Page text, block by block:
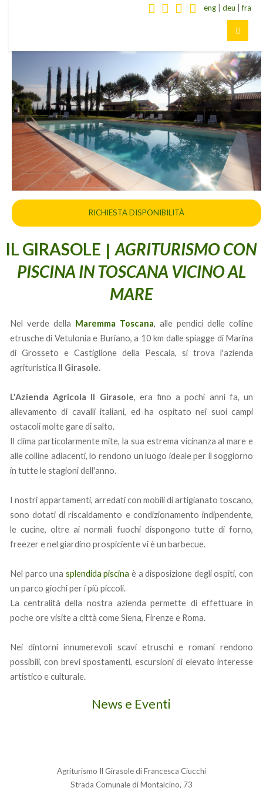
RICHIESTA DISPONIBILITÀ
eng deu |fra
IL GIRASOLE |AGRITURISMO CON
PISCINA IN TOSCANA VICINO AL
MARE
Nel verde della Maremma Toscana, alle pendici delle colline
etrusche di Vetulonia e Buriano, a 10 km dalle spiagge di Marina
di Grosseto e Castiglione della Pescaia, si trova l'azienda
agrituristica Il Girasole.
L'Azienda Agricola Il Girasole, era fino a pochi anni fa, un
allevamento di cavalli italiani, ed ha ospitato nei suoi campi
ostacoli molte gare di salto.
Il clima particolarmente mite, la sua estrema vicinanza al mare e
alle colline adiacenti, lo rendono un luogo ideale per il soggiorno
in tutte le stagioni dell'anno.
I nostri appartamenti, arredati con mobili di artigianato toscano,
sono dotati di riscaldamento e condizionamento indipendente,
le cucine, oltre ai normali fuochi dispongono tutte di forno,
freezer e nel giardino prospiciente vi è un barbecue.
Nel parco una splendida piscina è a disposizione degli ospiti, con
un parco giochi per i più piccoli.
La centralità della nostra azienda permette di effettuare in
poche ore visite a città come Siena, Firenze e Roma.
Nei dintorni innumerevoli scavi etruschi e romani rendono
possibili, con brevi spostamenti, escursioni di elevato interesse
artistico e culturale.
News e Eventi
Agriturismo Il Girasole di Francesca Ciucchi
Strada Comunale di Montalcino, 73